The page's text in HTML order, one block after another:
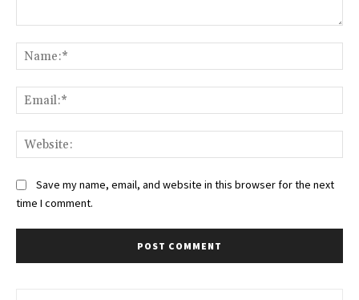
Save my name, email, and website in this browser for the next
time I comment.